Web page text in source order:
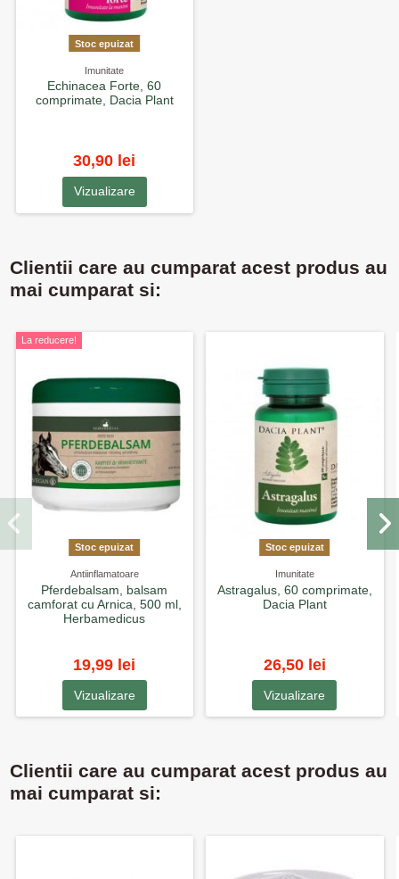
Stoc epuizat
Imunitate
Echinacea Forte, 60
comprimate, Dacia Plant
30,90 lei
Vizualizare
Clientii care au cumparat acest produs au
mai cumparat si:
La reducere!
Stoc epuizat
Antiinflamatoare
Pferdebalsam, balsam
camforat cu Arnica, 500 ml,
Herbamedicus
19,99 lei
Vizualizare
Stoc epuizat
Imunitate
Astragalus, 60 comprimate,
Dacia Plant
26,50 lei
Vizualizare
Clientii care au cumparat acest produs au
mai cumparat si: